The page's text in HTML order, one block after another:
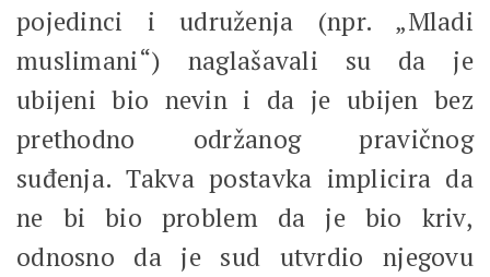
pojedinci i udruženja (npr. „Mladi
muslimani“) naglašavali su da je
ubijeni bio nevin i da je ubijen bez
prethodno održanog pravičnog
suđenja. Takva postavka implicira da
ne bi bio problem da je bio kriv,
odnosno da je sud utvrdio njegovu